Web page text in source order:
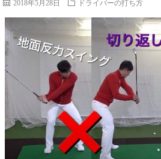
2018年5月28日 ドライバーの打ち方